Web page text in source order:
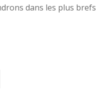
dans les plus brefs